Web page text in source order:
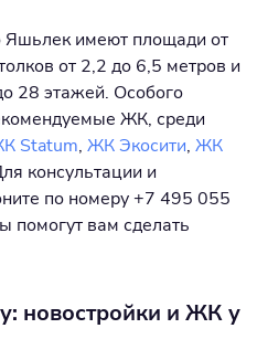
Яшьлек имеют площади от
от 2,2 до 6,5 метров и
28 этажей. Особого
ЖК, среди
Statum, ЖК Экосити, ЖК
консультации и
по номеру +7 495 055
вам сделать
новостройки и ЖК у